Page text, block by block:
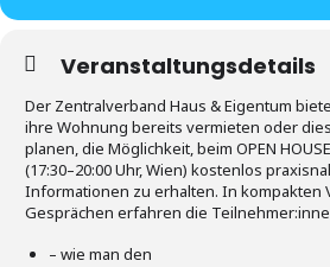
Veranstaltungsdetails
Der Zentralverband Haus & Eigentum
ihre Wohnung bereits vermieten oder
planen, die Möglichkeit, beim OPEN
(17:30–20:00 Uhr, Wien) kostenlos
Informationen zu erhalten. In kompakten
Gesprächen erfahren die
– wie man den